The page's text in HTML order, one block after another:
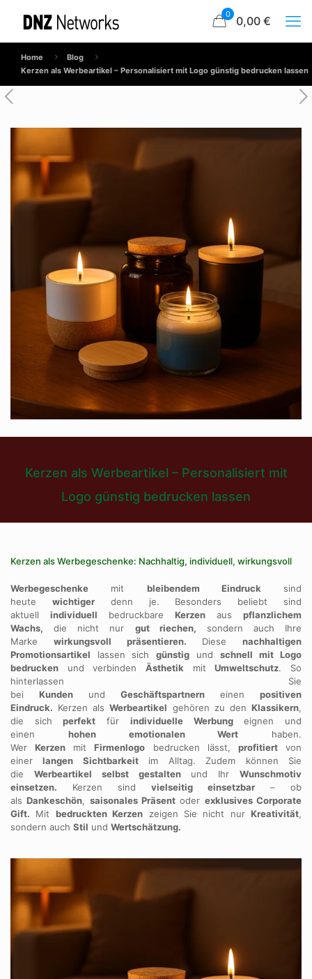
0 0,00 €
Home
Blog
Kerzen als Werbeartikel – Personalisiert mit Logo günstig bedrucken lassen
Kerzen als Werbeartikel – Personalisiert mit
Logo günstig bedrucken lassen
Kerzen als Werbegeschenke: Nachhaltig, individuell, wirkungsvoll
Werbegeschenke mit bleibendem Eindruck sind
heute wichtigerdenn je. Besonders beliebt sind
aktuell individuell bedruckbare Kerzen aus pflanzlichem
Wachs, die nicht nur gut riechen, sondern auch Ihre
Marke wirkungsvoll präsentieren. Diese nachhaltigen
Promotionsartikel lassen sichgünstig und schnell
mit Logo
bedrucken und verbinden Ästhetik mitUmweltschutz. So
hinterlassen Sie
bei Kunden und Geschäftspartnern einen positiven
Eindruck. Kerzen alsWerbeartikel gehören zu denKlassikern,
die sichperfekt für individuelle Werbungeignen und
einen hohen emotionalen Wert haben.
WerKerzen mitFirmenlogo bedrucken lässt, profitiertvon
einerlangen Sichtbarkeitim Alltag. Zudem können Sie
die Werbeartikel selbst gestaltenund IhrWunschmotiv
einsetzen. Kerzen sind vielseitig einsetzbar – ob
alsDankeschön, saisonales Präsent oder exklusives Corporate
Gift. Mit bedruckten Kerzen zeigen Sie nicht nur Kreativität,
sondern auch Stil und Wertschätzung.